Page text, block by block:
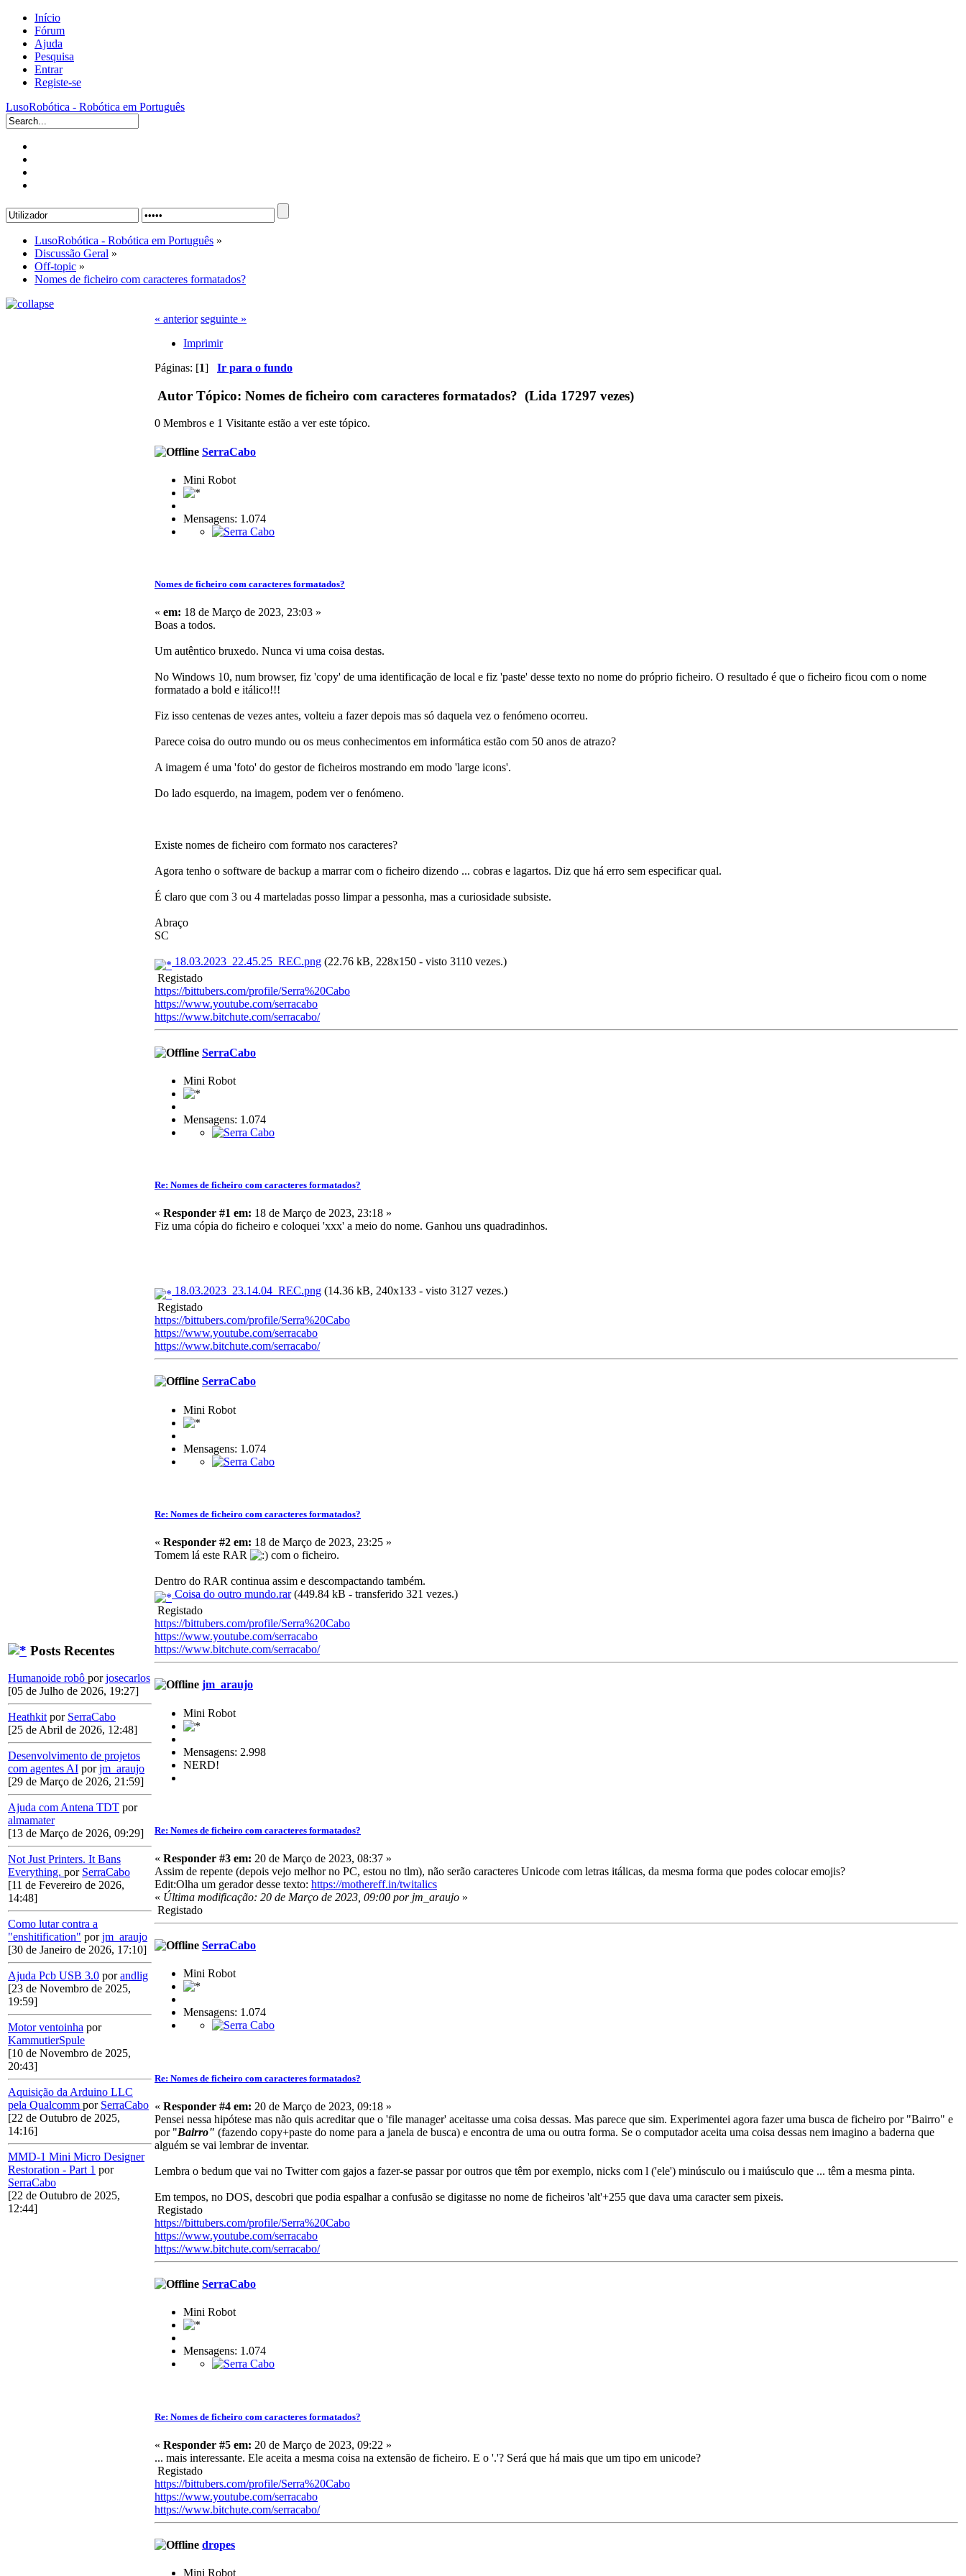
Início
Fórum
Ajuda
Pesquisa
Entrar
Registe-se
LusoRobótica - Robótica em Português
LusoRobótica - Robótica em Português »
Discussão Geral »
Off-topic »
Nomes de ficheiro com caracteres formatados?
Posts Recentes
Humanoide robô porjosecarlos
[05 de Julho de 2026, 19:27]
Heathkit por SerraCabo
[25 de Abril de 2026, 12:48]
Desenvolvimento de projetos
com agentes AI porjm_araujo
[29 de Março de 2026, 21:59]
Ajuda com Antena TDT por
almamater
[13 de Março de 2026, 09:29]
Not Just Printers. It Bans
Everything. por SerraCabo
[11 de Fevereiro de 2026,
14:48]
Como lutar contra a
"enshitification" porjm_araujo
[30 de Janeiro de 2026, 17:10]
Ajuda Pcb USB 3.0 porandlig
[23 de Novembro de 2025,
19:59]
Motor ventoinha por
KammutierSpule
[10 de Novembro de 2025,
20:43]
Aquisição da Arduino LLC
pela Qualcomm por SerraCabo
[22 de Outubro de 2025,
14:16]
MMD-1 Mini Micro Designer
Restoration - Part 1 por
SerraCabo
[22 de Outubro de 2025,
12:44]
« anterior seguinte »
Imprimir
Páginas: [1] Ir para o fundo
Autor Tópico: Nomes de ficheiro com caracteres formatados? (Lida 17297 vezes)
0 Membros e 1 Visitante estão a ver este tópico.
SerraCabo
Mini Robot
Mensagens: 1.074
Nomes de ficheiro com caracteres formatados?
« em: 18 de Março de 2023, 23:03 »
Boas a todos.
Um autêntico bruxedo. Nunca vi uma coisa destas.
No Windows 10, num browser, fiz 'copy' de uma identificação de local e fiz 'paste' desse texto no nome do próprio ficheiro. O resultado é que o ficheiro ficou com o nome
formatado a bold e itálico!!!
Fiz isso centenas de vezes antes, volteiu a fazer depois mas só daquela vez o fenómeno ocorreu.
Parece coisa do outro mundo ou os meus conhecimentos em informática estão com 50 anos de atrazo?
A imagem é uma 'foto' do gestor de ficheiros mostrando em modo 'large icons'.
Do lado esquerdo, na imagem, podem ver o fenómeno.
Existe nomes de ficheiro com formato nos caracteres?
Agora tenho o software de backup a marrar com o ficheiro dizendo ... cobras e lagartos. Diz que há erro sem especificar qual.
É claro que com 3 ou 4 marteladas posso limpar a pessonha, mas a curiosidade subsiste.
Abraço
SC
18.03.2023_22.45.25_REC.png (22.76 kB, 228x150 - visto 3110 vezes.)
Registado
https://bittubers.com/profile/Serra%20Cabo
https://www.youtube.com/serracabo
https://www.bitchute.com/serracabo/
SerraCabo
Mini Robot
Mensagens: 1.074
Re: Nomes de ficheiro com caracteres formatados?
« Responder #1 em: 18 de Março de 2023, 23:18 »
Fiz uma cópia do ficheiro e coloquei 'xxx' a meio do nome. Ganhou uns quadradinhos.
18.03.2023_23.14.04_REC.png (14.36 kB, 240x133 - visto 3127 vezes.)
Registado
https://bittubers.com/profile/Serra%20Cabo
https://www.youtube.com/serracabo
https://www.bitchute.com/serracabo/
SerraCabo
Mini Robot
Mensagens: 1.074
Re: Nomes de ficheiro com caracteres formatados?
« Responder #2 em: 18 de Março de 2023, 23:25 »
Tomem lá este RAR
com o ficheiro.
Dentro do RAR continua assim e descompactando também.
Coisa do outro mundo.rar(449.84 kB - transferido 321 vezes.)
Registado
https://bittubers.com/profile/Serra%20Cabo
https://www.youtube.com/serracabo
https://www.bitchute.com/serracabo/
jm_araujo
Mini Robot
Mensagens: 2.998
NERD!
Re: Nomes de ficheiro com caracteres formatados?
« Responder #3 em: 20 de Março de 2023, 08:37 »
Assim de repente (depois vejo melhor no PC, estou no tlm), não serão caracteres Unicode com letras itálicas, da mesma forma que podes colocar emojis?
Edit:Olha um gerador desse texto: https://mothereff.in/twitalics
« Última modificação: 20 de Março de 2023, 09:00 por jm_araujo »
Registado
SerraCabo
Mini Robot
Mensagens: 1.074
Re: Nomes de ficheiro com caracteres formatados?
« Responder #4 em: 20 de Março de 2023, 09:18 »
Pensei nessa hipótese mas não quis acreditar que o 'file manager' aceitasse uma coisa dessas. Mas parece que sim. Experimentei agora fazer uma busca de ficheiro por "Bairro" e
por "Bairro" (fazendo copy+paste do nome para a janela de busca) e encontra de uma ou outra forma. Se o computador aceita uma coisa dessas nem imagino a baderna que
alguém se vai lembrar de inventar.
Lembra o bedum que vai no Twitter com gajos a fazer-se passar por outros que têm por exemplo, nicks com l ('ele') minúsculo ou i maiúsculo que ... têm a mesma pinta.
Em tempos, no DOS, descobri que podia espalhar a confusão se digitasse no nome de ficheiros 'alt'+255 que dava uma caracter sem pixeis.
Registado
https://bittubers.com/profile/Serra%20Cabo
https://www.youtube.com/serracabo
https://www.bitchute.com/serracabo/
SerraCabo
Mini Robot
Mensagens: 1.074
Re: Nomes de ficheiro com caracteres formatados?
« Responder #5 em: 20 de Março de 2023, 09:22 »
... mais interessante. Ele aceita a mesma coisa na extensão de ficheiro. E o '.'? Será que há mais que um tipo em unicode?
Registado
https://bittubers.com/profile/Serra%20Cabo
https://www.youtube.com/serracabo
https://www.bitchute.com/serracabo/
dropes
Mini Robot